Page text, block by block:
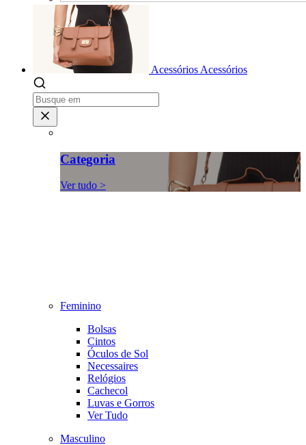
Acessórios Acessórios
Categoria
Ver tudo >
Feminino
Bolsas
Cintos
Óculos de Sol
Necessaires
Relógios
Cachecol
Luvas e Gorros
Ver Tudo
Masculino